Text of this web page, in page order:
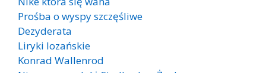
Prośba o wyspy szczęśliwe
Dezyderata
Liryki lozańskie
Konrad Wallenrod